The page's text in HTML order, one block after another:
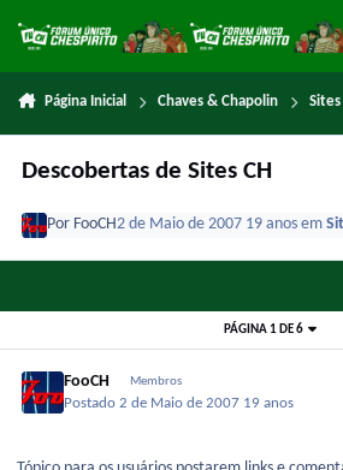
Página Inicial Chaves & Chapolin Sites
Descobertas de Sites CH
Por FooCH2 de Maio de 2007 19 anosem
PÁGINA 1 DE 6
FooCH Membros
Postado2 de Maio de 2007 19 anos